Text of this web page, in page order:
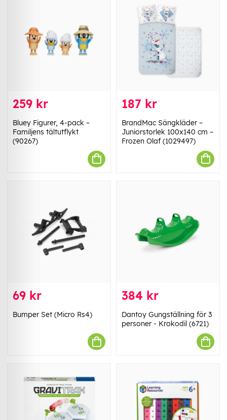
259 kr
Bluey Figurer, 4-pack –
Familjens tältutflykt
(90267)
187 kr
BrandMac Sängkläder –
Juniorstorlek 100x140 cm –
Frozen Olaf (1029497)
69 kr
Bumper Set (Micro Rs4)
384 kr
Dantoy Gungställning för 3
personer - Krokodil (6721)